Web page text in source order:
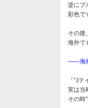
逆にブ
彩色で
その後
海外で
――海外
「"J
実は当
その時